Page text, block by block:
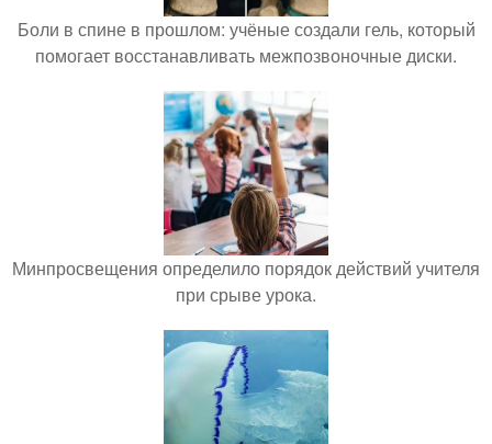
Боли в спине в прошлом: учёные создали гель, который
помогает восстанавливать межпозвоночные диски.
Минпросвещения определило порядок действий учителя
при срыве урока.